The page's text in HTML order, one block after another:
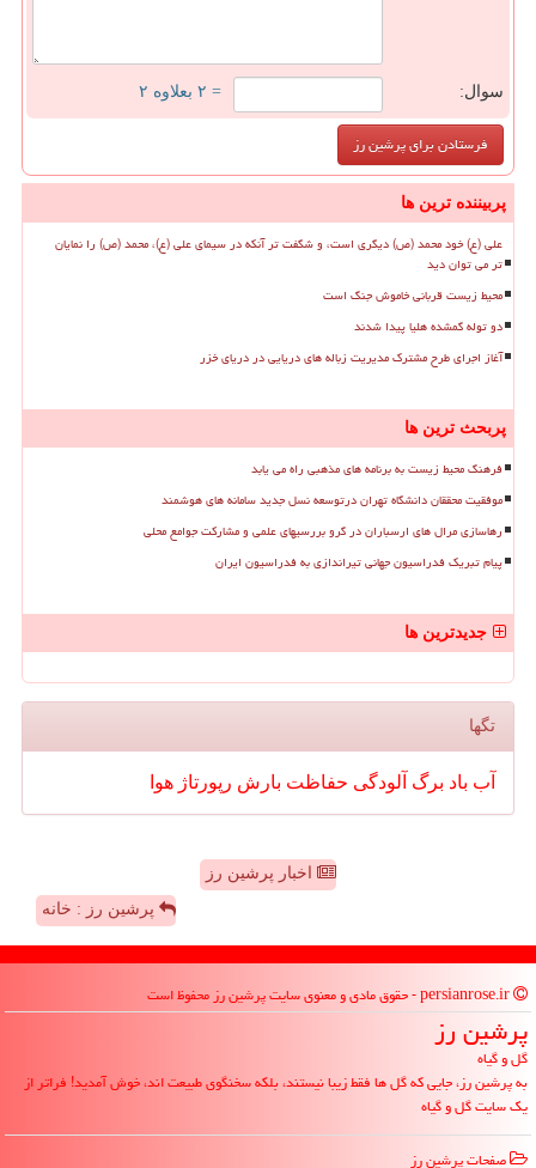
سوال: = ۲ بعلاوه ۲
پربیننده ترین ها
علی (ع) خود محمد (ص) دیگری است، و شگفت تر آنکه در سیمای علی (ع)، محمد (ص) را نمایان
تر می توان دید
محیط زیست قربانی خاموش جنگ است
دو توله گمشده هلیا پیدا شدند
آغاز اجرای طرح مشترک مدیریت زباله های دریایی در دریای خزر
پربحث ترین ها
فرهنگ محیط زیست به برنامه های مذهبی راه می یابد
موفقیت محققان دانشگاه تهران درتوسعه نسل جدید سامانه های هوشمند
رهاسازی مرال های ارسباران در گرو بررسیهای علمی و مشارکت جوامع محلی
پیام تبریک فدراسیون جهانی تیراندازی به فدراسیون ایران
جدیدترین ها
تگها
آب باد برگ آلودگی حفاظت بارش رپورتاژ هوا
اخبار پرشین رز
پرشین رز : خانه
پرشین رز
گل و گیاه
به پرشین رز، جایی که گل ها فقط زیبا نیستند، بلکه سخنگوی طبیعت اند، خوش آمدید! فراتر از
یک سایت گل و گیاه
صفحات پرشین رز